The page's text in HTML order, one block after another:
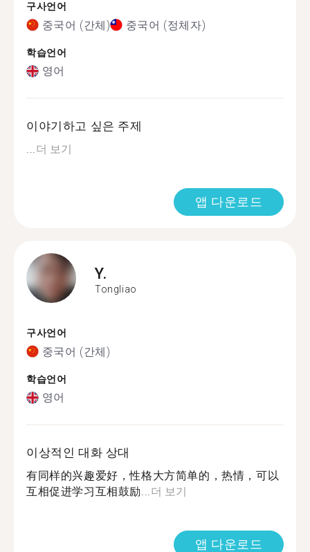
구사언어
중국어 (간체) 중국어 (정체자)
학습언어
영어
이야기하고 싶은 주제
...더 보기
앱 다운로드
Y.
Tongliao
구사언어
중국어 (간체)
학습언어
영어
이상적인 대화 상대
有同样的兴趣爱好，性格大方简单的，热情，可以
互相促进学习互相鼓励...더 보기
앱 다운로드